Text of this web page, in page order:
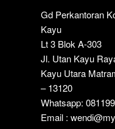
Gd Perkantoran
Kayu
Lt 3 Blok A-303
Jl. Utan Kayu
Kayu Utara
– 13120
Whatsapp:
Email :